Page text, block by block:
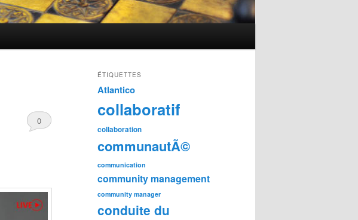
0
ÉTIQUETTES
Atlantico
collaboratif
collaboration
communautÃ©
communication
community management
community manager
conduite du